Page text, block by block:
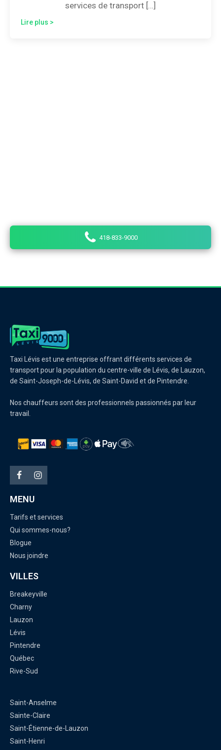
services de transport […]
Lire plus >
418-833-9000
Taxi Lévis est une entreprise offrant différents services de
transport pour la population du centre-ville de Lévis, de Lauzon,
de Saint-Joseph-de-Lévis, de Saint-David et de Pintendre.
Nos chauffeurs sont des professionnels passionnés par leur
travail.
MENU
Tarifs et services
Qui sommes-nous?
Blogue
Nous joindre
VILLES
Breakeyville
Charny
Lauzon
Lévis
Pintendre
Québec
Rive-Sud
Saint-Anselme
Sainte-Claire
Saint-Étienne-de-Lauzon
Saint-Henri